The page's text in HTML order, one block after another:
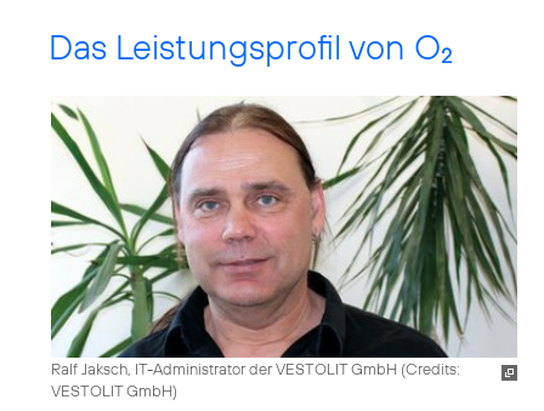
Das Leistungsprofil von O2
Ralf Jaksch, IT-Administrator der VESTOLIT GmbH (Credits:
VESTOLIT GmbH)